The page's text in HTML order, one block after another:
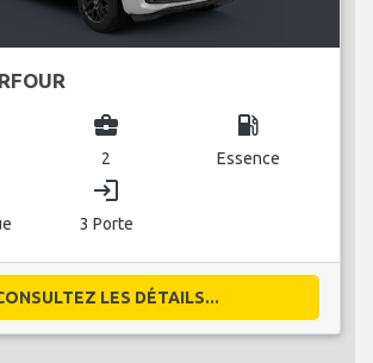
business_center
2
local_gas_station
Essence
login
3 Porte
LES DÉTAILS...